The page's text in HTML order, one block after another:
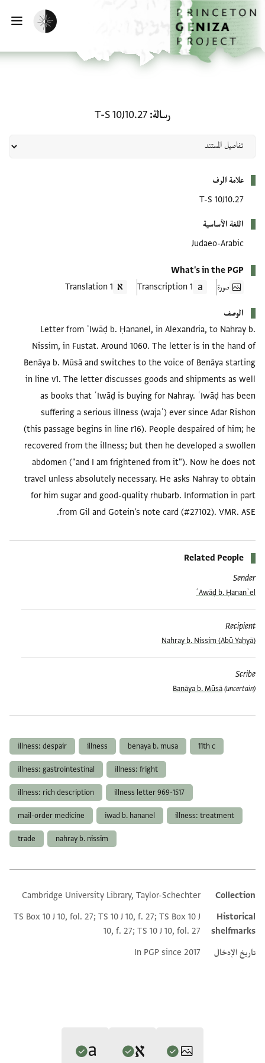
إلى المحتوى الرئيسي
الرئيسية
تفعيل الوضع المظلم
رسالة T-S 10J10.27
علامة الرف
T-S 10J10.27
اللغة الأساسية
Judaeo-Arabic
What's in the PGP
صورة
1 Transcription
1 Translation
الوصف
Letter from ʿIwāḍ b. Ḥananel, in Alexandria, to Nahray b.
Nissim, in Fustat. Around 1060. The letter is in the hand of
Benāya b. Mūsā and switches to the voice of Benāya starting
in line v1. The letter discusses goods and shipments as well
as books that ʿIwāḍ is buying for Nahray. ʿIwāḍ has been
suffering a serious illness (wajaʿ) ever since Adar Rishon
(this passage begins in line r16). People despaired of him; he
recovered from the illness; but then he developed a swollen
abdomen ("and I am frightened from it"). Now he does not
travel unless absolutely necessary. He asks Nahray to obtain
for him sugar and good-quality rhubarb. Information in part
from Gil and Gotein's note card (#27102). VMR. ASE.
Related People
Sender
ʿAwāḍ b. Ḥananʾel
Recipient
(Abū Yaḥyā) Nahray b. Nissim
Scribe
Banāya b. Mūsā (uncertain)
11th c
benaya b. musa
illness
illness: despair
illness: fright
illness: gastrointestinal
illness letter 969-1517
illness: rich description
illness: treatment
iwad b. hananel
mail-order medicine
nahray b. nissim
trade
Additional metadata
Collection
Cambridge University Library, Taylor-Schechter
Historical
shelfmarks
TS Box 10 J 10, fol. 27; TS 10 J 10, f. 27; TS Box 10 J
10, f. 27; TS 10 J 10, fol. 27
تاريخ الإدخال
In PGP since 2017